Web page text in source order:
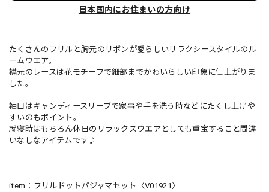
日本国内にお住まいの方向け
たくさんのフリルと胸元のリボンが愛らしいリラクシースタイルのル
ームウエア。
襟元のレースは花モチーフで細部までかわいらしい印象に仕上がりま
した。
袖口はキャンディースリーブで家事や手を洗う時などにたくし上げや
すいのもポイント。
就寝時はもちろん休日のリラックスウエアとしても重宝すること間違
いなしなアイテムです♪
item：フリルドットパジャマセット〈V01921〉